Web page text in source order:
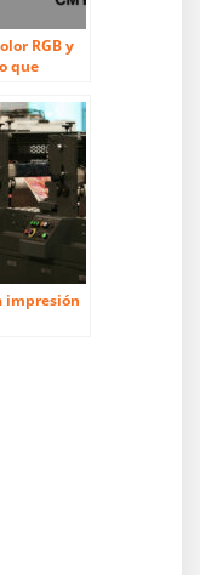
RGB y
que
impresión